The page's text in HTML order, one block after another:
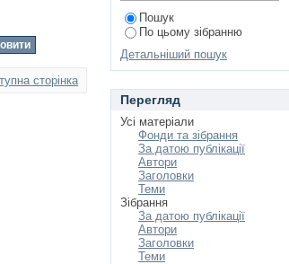
сторінка
Пошук
По цьому зібранню
Детальніший пошук
Перегляд
Усі матеріали
Фонди та зібрання
За датою публікації
Автори
Заголовки
Теми
Зібрання
За датою публікації
Автори
Заголовки
Теми